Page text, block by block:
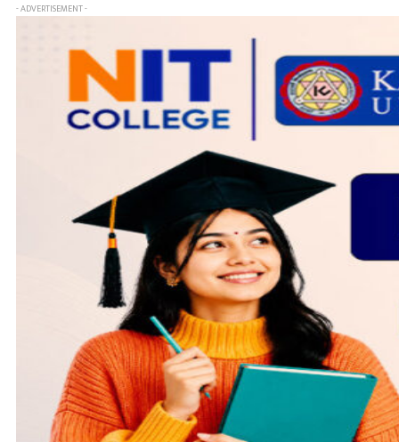
- ADVERTISEMENT -